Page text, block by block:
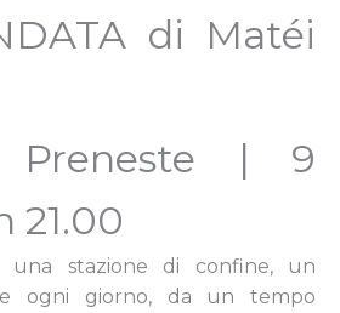
di Matéi
Preneste | 9
21.00
una stazione di confine, un
ogni giorno, da un tempo